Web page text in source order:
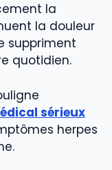
la
la douleur
suppriment
quotidien.
sérieux
herpes